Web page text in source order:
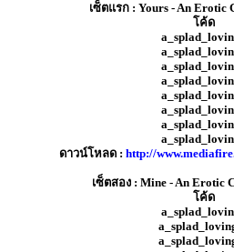
เซ็ตแรก : Yours - An Erotic
โค้ด
ดาวน์โหลด : http://
เซ็ตสอง : Mine - An Erotic
โค้ด